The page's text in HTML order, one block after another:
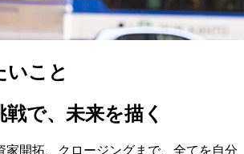
いこと
で、未来を描く
家開拓、クロージングまで、全てを自分